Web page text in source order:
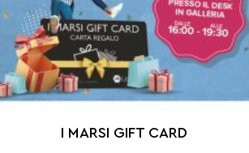
I MARSI GIFT CARD